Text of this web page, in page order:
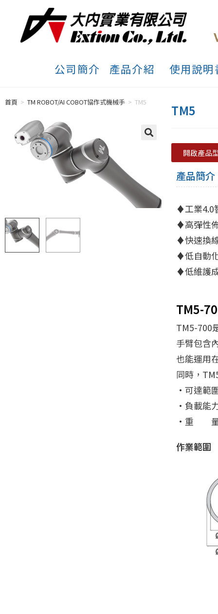
公司簡介 產品介紹 使用說明
首頁 > TM ROBOT/AI COBOT協作式機械手 > TM5 TM5
開啟產品
產品簡介
♦工業4.0
♦高彈性
♦快速換
♦低自動
♦低維護
TM5-
TM5-700
手臂包含
也能運用
同時，
•可達範
•負載能
•重 量
作業範圍